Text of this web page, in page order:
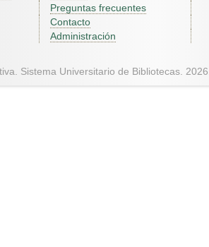
Preguntas frecuentes
Contacto
Administración
Sistema Universitario de Bibliotecas. 2026.